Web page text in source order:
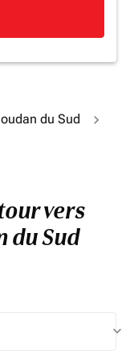
du Sud
vers
du Sud
keyboard_arrow_down